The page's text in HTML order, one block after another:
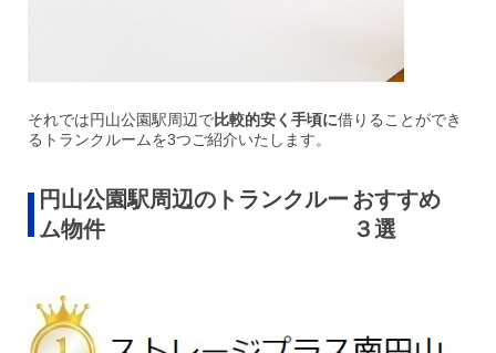
それでは円山公園駅周辺で比較的安く手頃に借りることができ
るトランクルームを3つご紹介いたします。
円山公園駅周辺のトランクルー
ム物件
おすすめ
３選